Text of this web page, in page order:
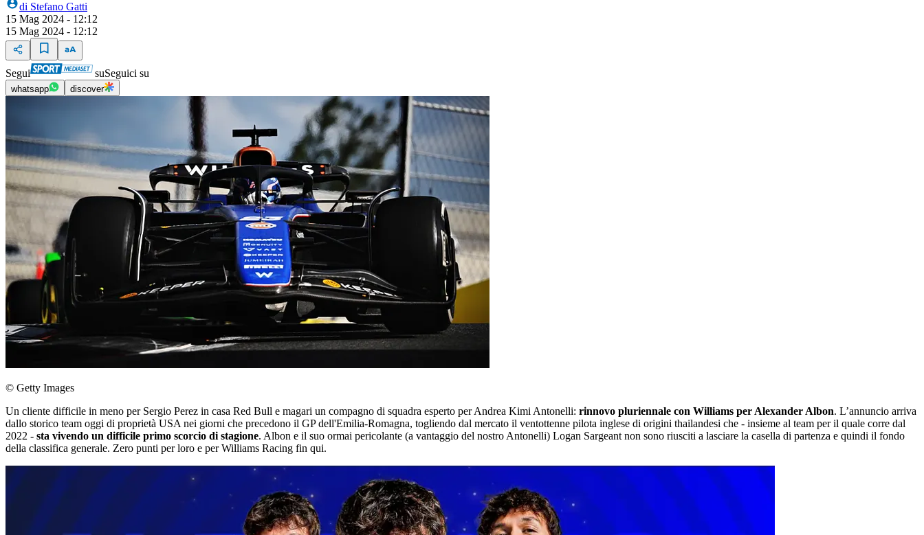
di Stefano Gatti
15 Mag 2024 - 12:12
15 Mag 2024 - 12:12
Segui suSeguici su
whatsapp discover
© Getty Images
Un cliente difficile in meno per Sergio Perez in casa Red Bull e magari un compagno di squadra esperto per Andrea Kimi Antonelli: rinnovo pluriennale con Williams per Alexander Albon. L’annuncio arriva
dallo storico team oggi di proprietà USA nei giorni che precedono il GP dell'Emilia-Romagna, togliendo dal mercato il ventottenne pilota inglese di origini thailandesi che - insieme al team per il quale corre dal
2022 - sta vivendo un difficile primo scorcio di stagione. Albon e il suo ormai pericolante (a vantaggio del nostro Antonelli) Logan Sargeant non sono riusciti a lasciare la casella di partenza e quindi il fondo
della classifica generale. Zero punti per loro e per Williams Racing fin qui.